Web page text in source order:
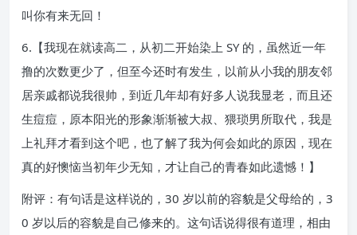
叫你有来无回！
6.【我现在就读高二，从初二开始染上 SY 的，虽然近一年
撸的次数更少了，但至今还时有发生，以前从小我的朋友邻
居亲戚都说我很帅，到近几年却有好多人说我显老，而且还
生痘痘，原本阳光的形象渐渐被大叔、猥琐男所取代，我是
上礼拜才看到这个吧，也了解了我为何会如此的原因，现在
真的好懊恼当初年少无知，才让自己的青春如此遗憾！】
附评：有句话是这样说的，30 岁以前的容貌是父母给的，3
0 岁以后的容貌是自己修来的。这句话说得很有道理，相由